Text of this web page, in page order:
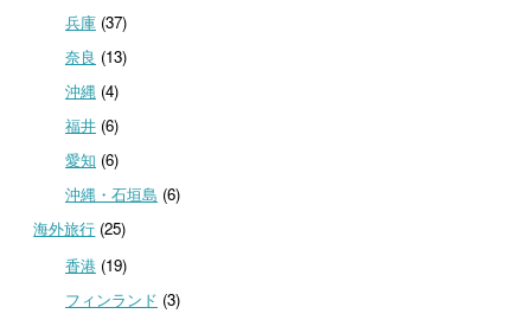
兵庫(37)
奈良 (13)
沖縄(4)
福井(6)
愛知 (6)
沖縄・石垣島 (6)
海外旅行 (25)
香港(19)
フィンランド (3)